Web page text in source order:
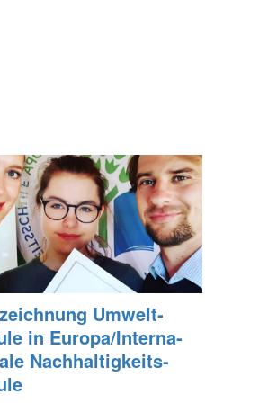
Um­welt­
in Eu­ro­pa/In­ter­na­
Nach­hal­tig­keits­